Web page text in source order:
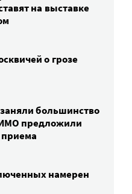
на выставке
о грозе
большинство
предложили
намерен